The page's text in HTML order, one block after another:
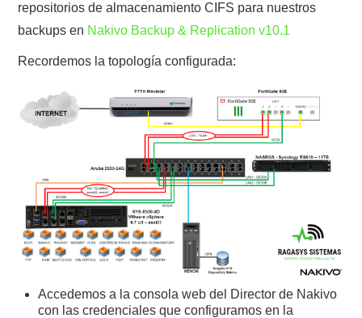
repositorios de almacenamiento CIFS para nuestros
backups en Nakivo Backup & Replication v10.1
Recordemos la topología configurada:
Accedemos a la consola web del Director de Nakivo
con las credenciales que configuramos en la